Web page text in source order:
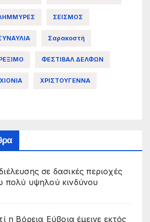
ΣΕΙΣΜΟΣ
Σαρακοστή
ΦΕΣΤΙΒΑΛ ΔΕΛΦΩΝ
ΧΙΟΝΙΑ ΧΡΙΣΤΟΥΓΕΝΝΑ
σε δασικές περιοχές
πολύ υψηλού κινδύνου
η Βόρεια Εύβοια έμεινε εκτός